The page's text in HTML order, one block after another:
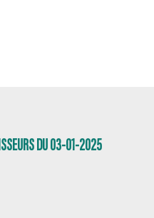
DU 03-01-2025